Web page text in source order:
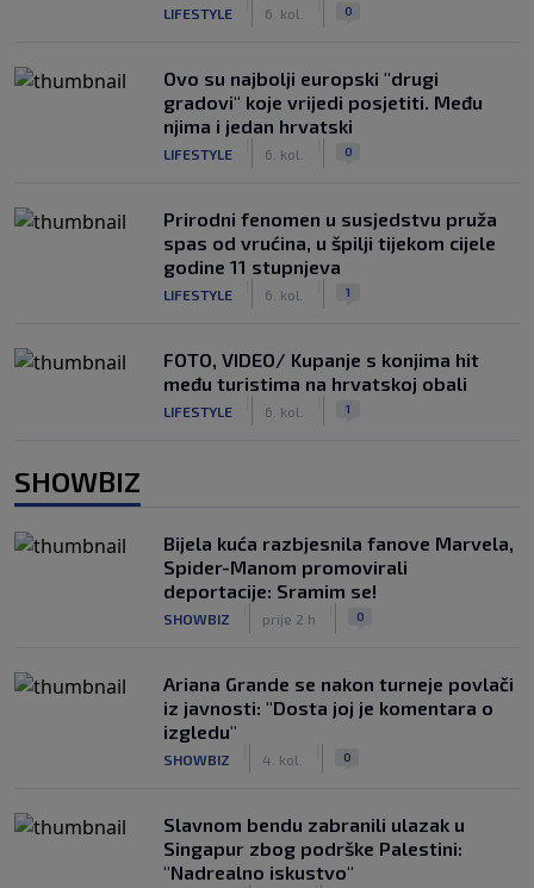
LIFESTYLE 6. kol. 0
Ovo su najbolji europski "drugi
gradovi" koje vrijedi posjetiti. Među
njima i jedan hrvatski
LIFESTYLE 6. kol. 0
Prirodni fenomen u susjedstvu pruža
spas od vrućina, u špilji tijekom cijele
godine 11 stupnjeva
LIFESTYLE 6. kol. 1
FOTO, VIDEO/ Kupanje s konjima hit
među turistima na hrvatskoj obali
LIFESTYLE 6. kol. 1
SHOWBIZ
Bijela kuća razbjesnila fanove Marvela,
Spider-Manom promovirali
deportacije: Sramim se!
SHOWBIZ prije 2 h 0
Ariana Grande se nakon turneje povlači
iz javnosti: "Dosta joj je komentara o
izgledu"
SHOWBIZ 4. kol. 0
Slavnom bendu zabranili ulazak u
Singapur zbog podrške Palestini:
"Nadrealno iskustvo"